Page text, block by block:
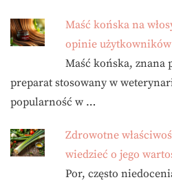
Maść końska na
opinie użytkowników
Maść końska, znana
preparat stosowany w
popularność w …
Zdrowotne
wiedzieć o jego
Por, często